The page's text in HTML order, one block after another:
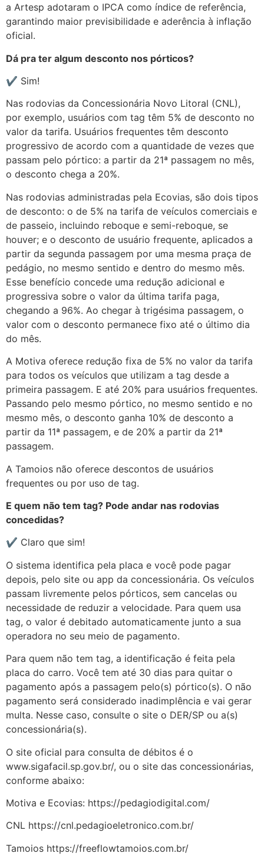
a Artesp adotaram o IPCA como índice de referência,
garantindo maior previsibilidade e aderência à inflação
oficial.
Dá pra ter algum desconto nos pórticos?
✔️ Sim!
Nas rodovias da Concessionária Novo Litoral (CNL),
por exemplo, usuários com tag têm 5% de desconto no
valor da tarifa. Usuários frequentes têm desconto
progressivo de acordo com a quantidade de vezes que
passam pelo pórtico: a partir da 21ª passagem no mês,
o desconto chega a 20%.
Nas rodovias administradas pela Ecovias, são dois tipos
de desconto: o de 5% na tarifa de veículos comerciais e
de passeio, incluindo reboque e semi-reboque, se
houver; e o desconto de usuário frequente, aplicados a
partir da segunda passagem por uma mesma praça de
pedágio, no mesmo sentido e dentro do mesmo mês.
Esse benefício concede uma redução adicional e
progressiva sobre o valor da última tarifa paga,
chegando a 96%. Ao chegar à trigésima passagem, o
valor com o desconto permanece fixo até o último dia
do mês.
A Motiva oferece redução fixa de 5% no valor da tarifa
para todos os veículos que utilizam a tag desde a
primeira passagem. E até 20% para usuários frequentes.
Passando pelo mesmo pórtico, no mesmo sentido e no
mesmo mês, o desconto ganha 10% de desconto a
partir da 11ª passagem, e de 20% a partir da 21ª
passagem.
A Tamoios não oferece descontos de usuários
frequentes ou por uso de tag.
E quem não tem tag? Pode andar nas rodovias
concedidas?
✔️ Claro que sim!
O sistema identifica pela placa e você pode pagar
depois, pelo site ou app da concessionária. Os veículos
passam livremente pelos pórticos, sem cancelas ou
necessidade de reduzir a velocidade. Para quem usa
tag, o valor é debitado automaticamente junto a sua
operadora no seu meio de pagamento.
Para quem não tem tag, a identificação é feita pela
placa do carro. Você tem até 30 dias para quitar o
pagamento após a passagem pelo(s) pórtico(s). O não
pagamento será considerado inadimplência e vai gerar
multa. Nesse caso, consulte o site o DER/SP ou a(s)
concessionária(s).
O site oficial para consulta de débitos é o
www.sigafacil.sp.gov.br/, ou o site das concessionárias,
conforme abaixo:
Motiva e Ecovias: https://pedagiodigital.com/
CNL https://cnl.pedagioeletronico.com.br/
Tamoios https://freeflowtamoios.com.br/